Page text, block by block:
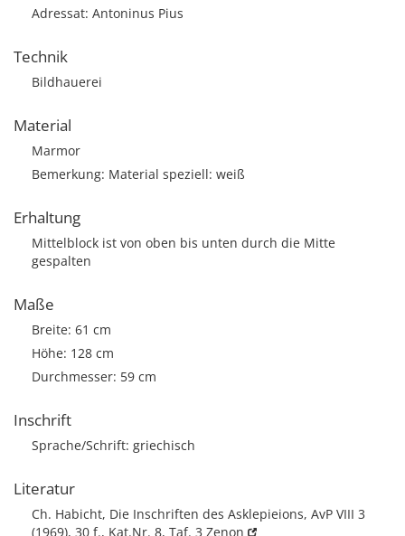
Adressat: Antoninus Pius
Technik
Bildhauerei
Material
Marmor
Bemerkung: Material speziell: weiß
Erhaltung
Mittelblock ist von oben bis unten durch die Mitte
gespalten
Maße
Breite: 61 cm
Höhe: 128 cm
Durchmesser: 59 cm
Inschrift
Sprache/Schrift: griechisch
Literatur
Ch. Habicht, Die Inschriften des Asklepieions, AvP VIII 3
(1969), 30 f., Kat.Nr. 8, Taf. 3 Zenon